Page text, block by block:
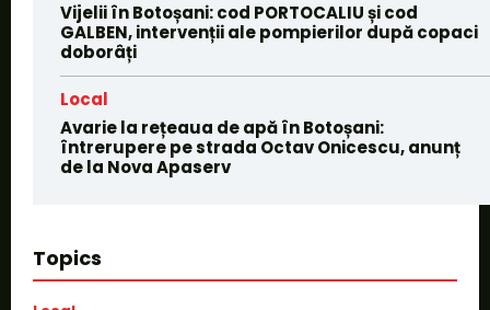
Vijelii în Botoșani: cod PORTOCALIU și cod
GALBEN, intervenții ale pompierilor după copaci
doborâți
Local
Avarie la rețeaua de apă în Botoșani:
întrerupere pe strada Octav Onicescu, anunț
de la Nova Apaserv
Topics